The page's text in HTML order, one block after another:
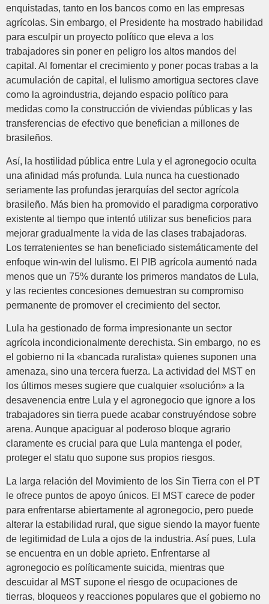
enquistadas, tanto en los bancos como en las empresas
agrícolas. Sin embargo, el Presidente ha mostrado habilidad
para esculpir un proyecto político que eleva a los
trabajadores sin poner en peligro los altos mandos del
capital. Al fomentar el crecimiento y poner pocas trabas a la
acumulación de capital, el lulismo amortigua sectores clave
como la agroindustria, dejando espacio político para
medidas como la construcción de viviendas públicas y las
transferencias de efectivo que benefician a millones de
brasileños.
Así, la hostilidad pública entre Lula y el agronegocio oculta
una afinidad más profunda. Lula nunca ha cuestionado
seriamente las profundas jerarquías del sector agrícola
brasileño. Más bien ha promovido el paradigma corporativo
existente al tiempo que intentó utilizar sus beneficios para
mejorar gradualmente la vida de las clases trabajadoras.
Los terratenientes se han beneficiado sistemáticamente del
enfoque win-win del lulismo. El PIB agrícola aumentó nada
menos que un 75% durante los primeros mandatos de Lula,
y las recientes concesiones demuestran su compromiso
permanente de promover el crecimiento del sector.
Lula ha gestionado de forma impresionante un sector
agrícola incondicionalmente derechista. Sin embargo, no es
el gobierno ni la «bancada ruralista» quienes suponen una
amenaza, sino una tercera fuerza. La actividad del MST en
los últimos meses sugiere que cualquier «solución» a la
desavenencia entre Lula y el agronegocio que ignore a los
trabajadores sin tierra puede acabar construyéndose sobre
arena. Aunque apaciguar al poderoso bloque agrario
claramente es crucial para que Lula mantenga el poder,
proteger el statu quo supone sus propios riesgos.
La larga relación del Movimiento de los Sin Tierra con el PT
le ofrece puntos de apoyo únicos. El MST carece de poder
para enfrentarse abiertamente al agronegocio, pero puede
alterar la estabilidad rural, que sigue siendo la mayor fuente
de legitimidad de Lula a ojos de la industria. Así pues, Lula
se encuentra en un doble aprieto. Enfrentarse al
agronegocio es políticamente suicida, mientras que
descuidar al MST supone el riesgo de ocupaciones de
tierras, bloqueos y reacciones populares que el gobierno no